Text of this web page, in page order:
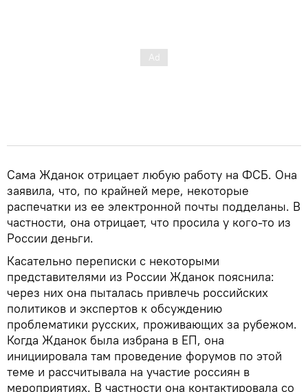
Сама Жданок отрицает любую работу на ФСБ. Она
заявила, что, по крайней мере, некоторые
распечатки из ее электронной почты подделаны. В
частности, она отрицает, что просила у кого-то из
России деньги.
Касательно переписки с некоторыми
представителями из России Жданок пояснила:
через них она пыталась привлечь российских
политиков и экспертов к обсуждению
проблематики русских, проживающих за рубежом.
Когда Жданок была избрана в ЕП, она
инициировала там проведение форумов по этой
теме и рассчитывала на участие россиян в
мероприятиях. В частности она контактировала со